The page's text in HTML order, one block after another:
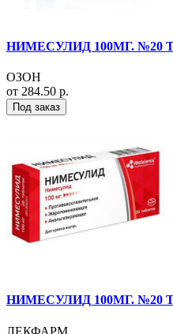
НИМЕСУЛИД 100МГ. №20
ОЗОН
от 284.50 р.
Под заказ
НИМЕСУЛИД 100МГ. №20
ЛЕКФАРМ